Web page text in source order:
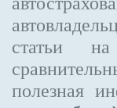
статьи
полезная